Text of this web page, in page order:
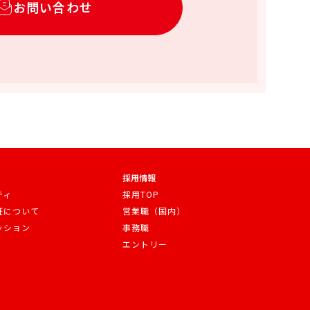
お問い合わせ
について
ション
採用情報
採用TOP
営業職（国内）
事務職
エントリー